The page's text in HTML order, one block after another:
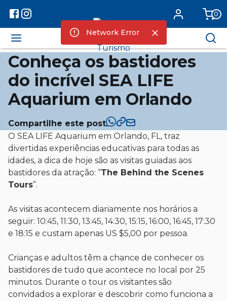
0
Conheça os bastidores
do incrível SEA LIFE
Aquarium em Orlando
Compartilhe este post
O SEA LIFE Aquarium em Orlando, FL, traz
divertidas experiências educativas para todas as
idades, a dica de hoje são as visitas guiadas aos
bastidores da atração: “The Behind the Scenes
Tours”.
As visitas acontecem diariamente nos horários a
seguir: 10:45, 11:30, 13:45, 14:30, 15:15, 16:00, 16:45, 17:30
e 18:15 e custam apenas US $5,00 por pessoa.
Crianças e adultos têm a chance de conhecer os
bastidores de tudo que acontece no local por 25
minutos. Durante o tour os visitantes são
convidados a explorar e descobrir como funciona a
Network Error